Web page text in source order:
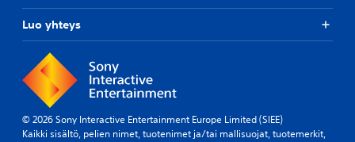
Luo yhteys
© 2026 Sony Interactive Entertainment Europe Limited (SIEE)
Kaikki sisältö, pelien nimet, tuotenimet ja/tai mallisuojat, tuotemerkit,